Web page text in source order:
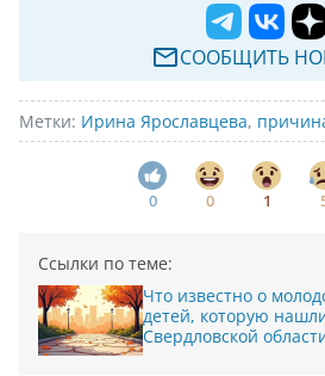
СООБЩИТЬ
Метки: Ирина Ярославцева,
0 0 1
Ссылки по теме:
Что известно о
детей, которую
Свердловской